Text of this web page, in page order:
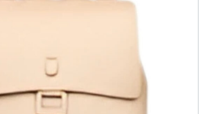
Сумки-тележки хозяйственные
Сумки-рюкзаки на колёсах